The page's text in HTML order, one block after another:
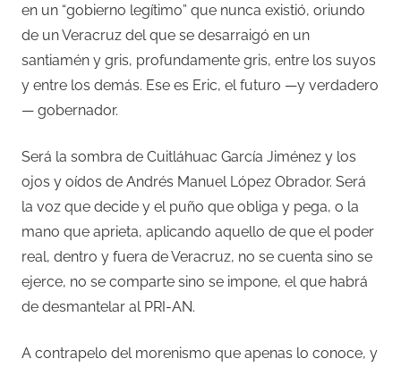
en un “gobierno legítimo” que nunca existió, oriundo
de un Veracruz del que se desarraigó en un
santiamén y gris, profundamente gris, entre los suyos
y entre los demás. Ese es Eric, el futuro —y verdadero
— gobernador.
Será la sombra de Cuitláhuac García Jiménez y los
ojos y oídos de Andrés Manuel López Obrador. Será
la voz que decide y el puño que obliga y pega, o la
mano que aprieta, aplicando aquello de que el poder
real, dentro y fuera de Veracruz, no se cuenta sino se
ejerce, no se comparte sino se impone, el que habrá
de desmantelar al PRI-AN.
A contrapelo del morenismo que apenas lo conoce, y